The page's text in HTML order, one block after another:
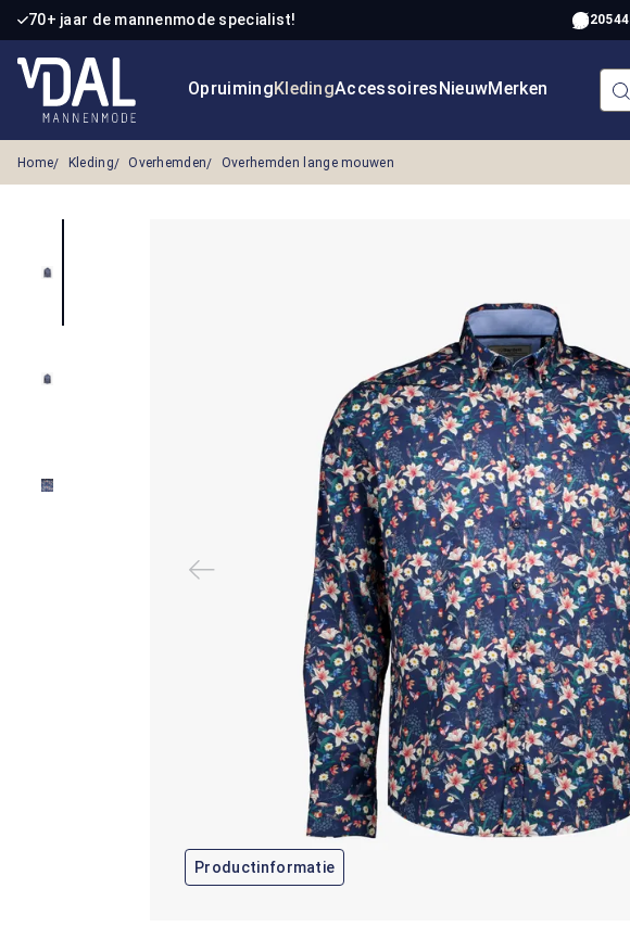
de hoofdinhoud
Ga naar de zoekopdracht
Ga naar de hoofdnavigatie
70+ jaar de mannenmode specialist! 20544
OpruimingKledingAccessoiresNieuwMerken
Home Kleding Overhemden Overhemden lange mouwen
Productinformatie